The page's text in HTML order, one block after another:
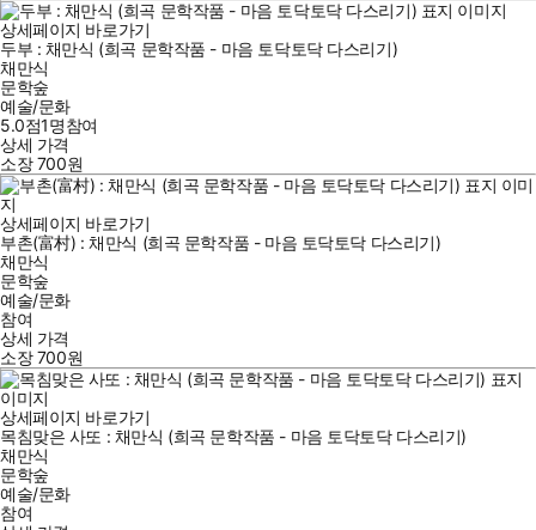
상세페이지 바로가기
두부 : 채만식 (희곡 문학작품 - 마음 토닥토닥 다스리기)
채만식
문학숲
예술/문화
5.0점1명참여
상세 가격
소장700원
상세페이지 바로가기
부촌(富村) : 채만식 (희곡 문학작품 - 마음 토닥토닥 다스리기)
채만식
문학숲
예술/문화
참여
상세 가격
소장700원
상세페이지 바로가기
목침맞은 사또 : 채만식 (희곡 문학작품 - 마음 토닥토닥 다스리기)
채만식
문학숲
예술/문화
참여